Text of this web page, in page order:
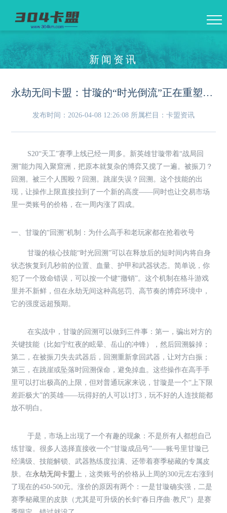
新闻资讯
永劫无间卡盟：甘璇的“时光倒流”正在重塑聚窟洲，成品号价格一周涨了四成
发布时间：2026-04-08 12:26:08 所属栏目：卡盟资讯
S20“天工”赛季上线已经一周多。新英雄甘璇带着“战局回
溯”能力闯入聚窟洲，把原本就复杂的博弈又搅了一遍。被振刀？
回溯。被三个人围殴？回溯。跳崖失误？回溯。这个技能的出
现，让操作上限直接拉到了一个新的高度——同时也让交易市场
里一类账号的价格，在一周内涨了四成。
一、甘璇的“回溯”机制：为什么高手和老玩家都在抢着收号
甘璇的核心技能“时光回溯”可以在释放后的短时间内将自身
状态恢复到几秒前的位置、血量、护甲和武器状态。简单说，你
犯了一个致命错误，可以按一个键“撤销”。这个机制在格斗游戏
里并不新鲜，但在永劫无间这种高惩罚、高节奏的博弈环境中，
它的强度远超预期。
在实战中，甘璇的回溯可以做到三件事：第一，骗出对方的
关键技能（比如宁红夜的眩晕、岳山的冲锋），然后回溯躲掉；
第二，在被振刀失去武器后，回溯重新拿回武器，让对方白振；
第三，在跳崖或坠落时回溯保命，避免掉血。这些操作在高手手
里可以打出极高的上限，但对普通玩家来说，甘璇是一个“上下限
差距极大”的英雄——玩得好的人可以1打3，玩不好的人连技能都
放不明白。
于是，市场上出现了一个有趣的现象：不是所有人都想自己
练甘璇。很多人选择直接收一个“甘璇成品号”——账号里甘璇已
经满级、技能解锁、武器熟练度拉满、还带着赛季秘藏的专属皮
肤。在永劫无间卡盟上，这类账号的价格从上周的300元左右涨到
了现在的450-500元。涨价的原因有两个：一是甘璇确实强，二是
赛季秘藏里的皮肤（尤其是可升级的长剑“春日序曲·教尺”）是赛